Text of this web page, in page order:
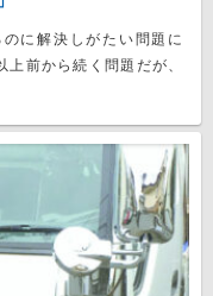
に解決しがたい問題に
上前から続く問題だが、